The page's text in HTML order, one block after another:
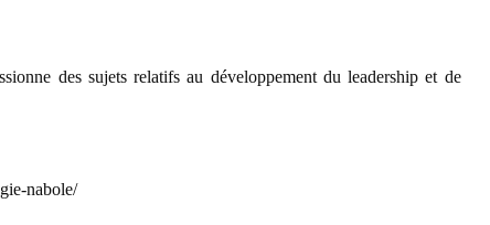
des sujets relatifs au développement du leadership et de
nabole/